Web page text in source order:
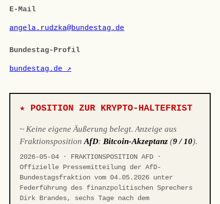
E-Mail
angela.rudzka@bundestag.de
Bundestag-Profil
bundestag.de ↗
★ POSITION ZUR KRYPTO-HALTEFRIST
~ Keine eigene Äußerung belegt. Anzeige aus
FraktionspositionAfD: Bitcoin-Akzeptanz (9 / 10).
2026-05-04 · FRAKTIONSPOSITION AFD ·
Offizielle Pressemitteilung der AfD-
Bundestagsfraktion vom 04.05.2026 unter
Federführung des finanzpolitischen Sprechers
Dirk Brandes, sechs Tage nach dem